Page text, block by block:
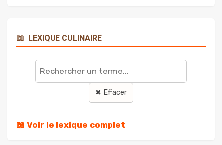
📖 LEXIQUE CULINAIRE
Rechercher
terme
✖ Effacer
📖 Voir le lexique complet